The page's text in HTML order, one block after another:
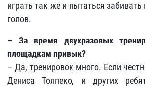
играть так же и пытаться
голов.
– За время двухразовых
площадкам привык?
– Да, тренировок много. Если
Дениса Толпеко, и других